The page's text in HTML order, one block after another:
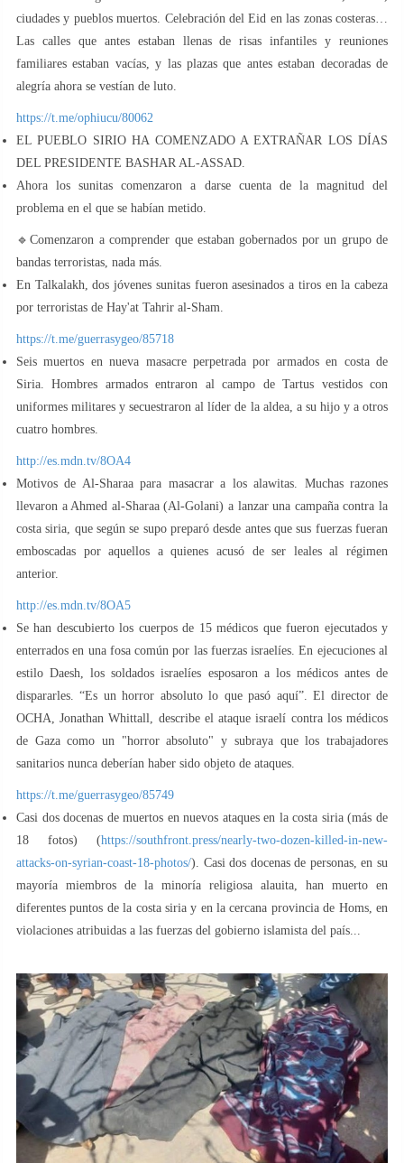
ciudades y pueblos muertos. Celebración del Eid en las zonas costeras…
Las calles que antes estaban llenas de risas infantiles y reuniones
familiares estaban vacías, y las plazas que antes estaban decoradas de
alegría ahora se vestían de luto.
https://t.me/ophiucu/80062
EL PUEBLO SIRIO HA COMENZADO A EXTRAÑAR LOS DÍAS
DEL PRESIDENTE BASHAR AL-ASSAD.
Ahora los sunitas comenzaron a darse cuenta de la magnitud del
problema en el que se habían metido.
🔹Comenzaron a comprender que estaban gobernados por un grupo de
bandas terroristas, nada más.
En Talkalakh, dos jóvenes sunitas fueron asesinados a tiros en la cabeza
por terroristas de Hay'at Tahrir al-Sham.
https://t.me/guerrasygeo/85718
Seis muertos en nueva masacre perpetrada por armados en costa de
Siria. Hombres armados entraron al campo de Tartus vestidos con
uniformes militares y secuestraron al líder de la aldea, a su hijo y a otros
cuatro hombres.
http://es.mdn.tv/8OA4
Motivos de Al-Sharaa para masacrar a los alawitas. Muchas razones
llevaron a Ahmed al-Sharaa (Al-Golani) a lanzar una campaña contra la
costa siria, que según se supo preparó desde antes que sus fuerzas fueran
emboscadas por aquellos a quienes acusó de ser leales al régimen
anterior.
http://es.mdn.tv/8OA5
Se han descubierto los cuerpos de 15 médicos que fueron ejecutados y
enterrados en una fosa común por las fuerzas israelíes. En ejecuciones al
estilo Daesh, los soldados israelíes esposaron a los médicos antes de
dispararles. “Es un horror absoluto lo que pasó aquí”. El director de
OCHA, Jonathan Whittall, describe el ataque israelí contra los médicos
de Gaza como un "horror absoluto" y subraya que los trabajadores
sanitarios nunca deberían haber sido objeto de ataques.
https://t.me/guerrasygeo/85749
Casi dos docenas de muertos en nuevos ataques en la costa siria (más de
18 fotos) (https://southfront.press/nearly-two-dozen-killed-in-new-
attacks-on-syrian-coast-18-photos/). Casi dos docenas de personas, en su
mayoría miembros de la minoría religiosa alauita, han muerto en
diferentes puntos de la costa siria y en la cercana provincia de Homs, en
violaciones atribuidas a las fuerzas del gobierno islamista del país...